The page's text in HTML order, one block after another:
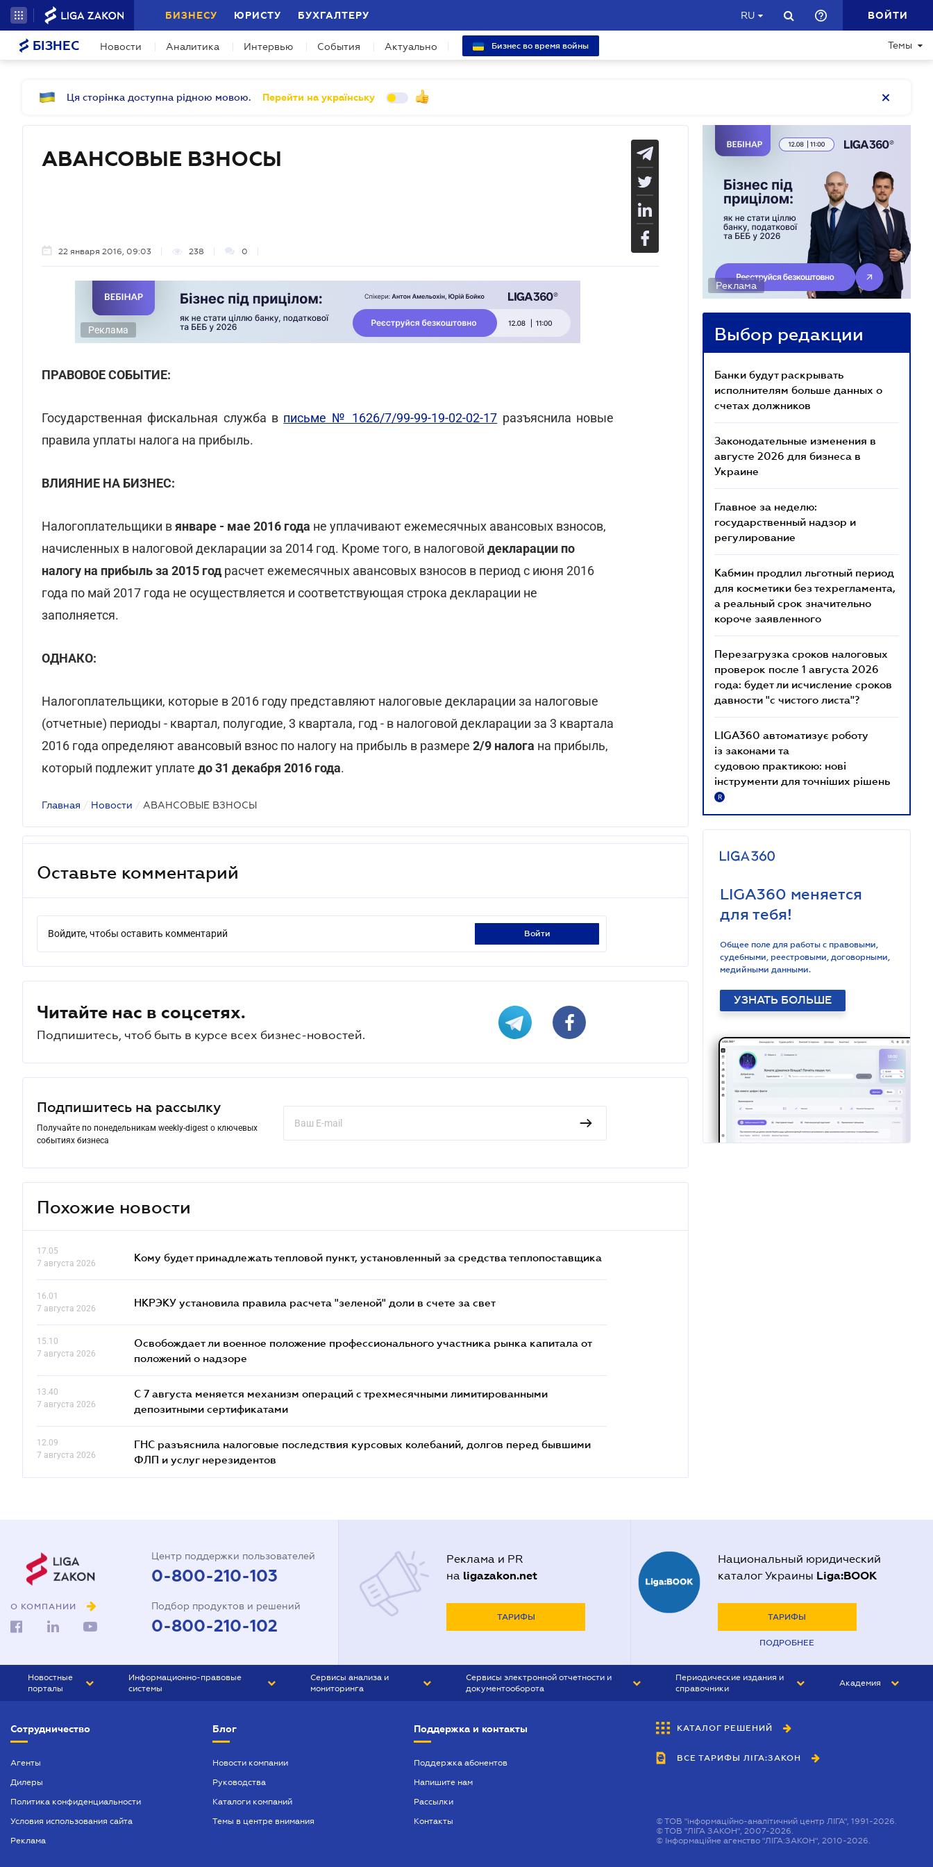
БИЗНЕСУ ЮРИСТУ БУХГАЛТЕРУ RU ВОЙТИ
БІЗНЕС Новости Аналитика Интервью События Актуально Бизнес во время войны Темы
Ця сторінка доступна рідною мовою. Перейти на українську
АВАНСОВЫЕ ВЗНОСЫ
22 января 2016, 09:03 238 0
Реклама
ПРАВОВОЕ СОБЫТИЕ:
Государственная фискальная служба в письме № 1626/7/99-99-19-02-02-17 разъяснила новые
правила уплаты налога на прибыль.
ВЛИЯНИЕ НА БИЗНЕС:
Налогоплательщики вянваре - мае 2016 года не уплачивают ежемесячных авансовых взносов,
начисленных в налоговой декларации за 2014 год. Кроме того, в налоговой декларации по
налогу на прибыль за 2015 год расчет ежемесячных авансовых взносов в период с июня 2016
года по май 2017 года не осуществляется и соответствующая строка декларации не
заполняется.
ОДНАКО:
Налогоплательщики, которые в 2016 году представляют налоговые декларации за налоговые
(отчетные) периоды - квартал, полугодие, 3 квартала, год - в налоговой декларации за 3 квартала
2016 года определяют авансовый взнос по налогу на прибыль в размере 2/9 налога на прибыль,
который подлежит уплате до 31 декабря 2016 года.
Главная / Новости / АВАНСОВЫЕ ВЗНОСЫ
Оставьте комментарий
Войдите, чтобы оставить комментарий войти
Читайте нас в соцсетях.
Подпишитесь, чтоб быть в курсе всех бизнес-новостей.
Подпишитесь на рассылку
Получайте по понедельникам weekly-digest о ключевых
событиях бизнеса
Похожие новости
17.05
7 августа 2026
Кому будет принадлежать тепловой пункт, установленный за средства теплопоставщика
16.01
7 августа 2026
НКРЭКУ установила правила расчета "зеленой" доли в счете за свет
15.10
7 августа 2026
Освобождает ли военное положение профессионального участника рынка капитала от
положений о надзоре
13.40
7 августа 2026
С 7 августа меняется механизм операций с трехмесячными лимитированными
депозитными сертификатами
12.09
7 августа 2026
ГНС разъяснила налоговые последствия курсовых колебаний, долгов перед бывшими
ФЛП и услуг нерезидентов
Реклама
Выбор редакции
Банки будут раскрывать
исполнителям больше данных о
счетах должников
Законодательные изменения в
августе 2026 для бизнеса в
Украине
Главное за неделю:
государственный надзор и
регулирование
Кабмин продлил льготный период
для косметики без техрегламента,
а реальный срок значительно
короче заявленного
Перезагрузка сроков налоговых
проверок после 1 августа 2026
года: будет ли исчисление сроков
давности "с чистого листа"?
LIGA360 автоматизує роботу
із законами та
судовою практикою: нові
інструменти для точніших рішень
R
LIGA360 меняется
для тебя!
Общее поле для работы с правовыми,
судебными, реестровыми, договорными,
медийными данными.
УЗНАТЬ БОЛЬШЕ
О КОМПАНИИ
Центр поддержки пользователей
0-800-210-103
Подбор продуктов и решений
0-800-210-102
Реклама и PR
на ligazakon.net
ТАРИФЫ
Национальный юридический
каталог Украины Liga:BOOK
ТАРИФЫ
ПОДРОБНЕЕ
Новостные
порталы
БИЗНЕС
Информационно-правовые
системы
БУХГАЛТЕР ПРОФ
ЮРИСТ ПРОФ
Сервисы анализа и
мониторинга
Сервисы электронной отчетности и
документооборота
Периодические издания и
справочники
БУХГАЛТЕР&ЗАКОН
ВЕСТНИК МСФО
Академия
Сотрудничество
Агенты
Дилеры
Политика конфиденциальности
Условия использования сайта
Реклама
Блог
Новости компании
Руководства
Каталоги компаний
Темы в центре внимания
Поддержка и контакты
Поддержка абонентов
Напишите нам
Рассылки
Контакты
КАТАЛОГ РЕШЕНИЙ
ВСЕ ТАРИФЫ ЛІГА:ЗАКОН
©ТОВ "інформаційно-аналітичний центр ЛІГА", 1991-2026.
©ТОВ "ЛІГА ЗАКОН", 2007-2026.
© Інформаційне агенство "ЛІГА:ЗАКОН", 2010-2026.